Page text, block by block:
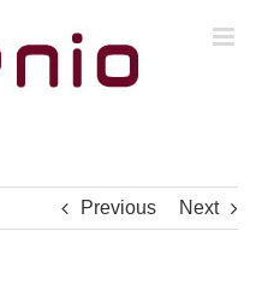
Previous Next